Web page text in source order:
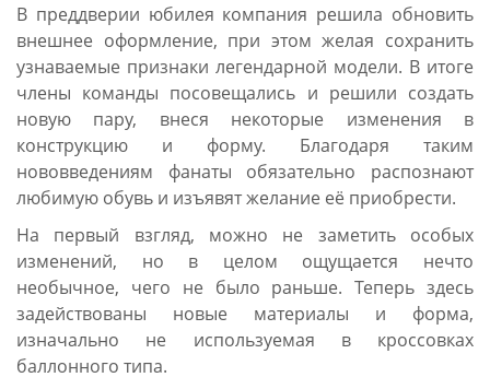
В преддверии юбилея компания решила обновить
внешнее оформление, при этом желая сохранить
узнаваемые признаки легендарной модели. В итоге
члены команды посовещались и решили создать
новую пару, внеся некоторые изменения в
конструкцию и форму. Благодаря таким
нововведениям фанаты обязательно распознают
любимую обувь и изъявят желание её приобрести.
На первый взгляд, можно не заметить особых
изменений, но в целом ощущается нечто
необычное, чего не было раньше. Теперь здесь
задействованы новые материалы и форма,
изначально не используемая в кроссовках
баллонного типа.